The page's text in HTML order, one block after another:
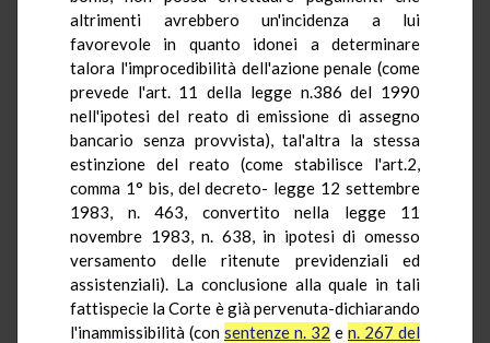
altrimenti avrebbero un'incidenza a lui
favorevole in quanto idonei a determinare
talora l'improcedibilità dell'azione penale (come
prevede l'art. 11 della legge n.386 del 1990
nell'ipotesi del reato di emissione di assegno
bancario senza provvista), tal'altra la stessa
estinzione del reato (come stabilisce l'art.2,
comma 1° bis, del decreto- legge 12 settembre
1983, n. 463, convertito nella legge 11
novembre 1983, n. 638, in ipotesi di omesso
versamento delle ritenute previdenziali ed
assistenziali). La conclusione alla quale in tali
fattispecie la Corte è già pervenuta-dichiarando
l'inammissibilità (con sentenze n. 32 e n. 267 del